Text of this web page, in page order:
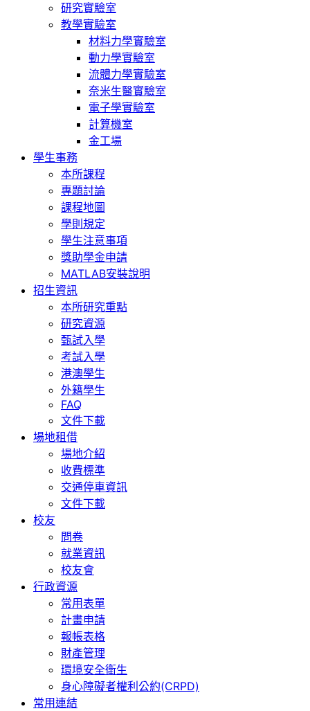
研究實驗室
教學實驗室
材料力學實驗室
動力學實驗室
流體力學實驗室
奈米生醫實驗室
電子學實驗室
計算機室
金工場
學生事務
本所課程
專題討論
課程地圖
學則規定
學生注意事項
獎助學金申請
MATLAB安裝說明
招生資訊
本所研究重點
研究資源
甄試入學
考試入學
港澳學生
外籍學生
FAQ
文件下載
場地租借
場地介紹
收費標準
交通停車資訊
文件下載
校友
問卷
就業資訊
校友會
行政資源
常用表單
計畫申請
報帳表格
財產管理
環境安全衛生
身心障礙者權利公約(CRPD)
常用連結